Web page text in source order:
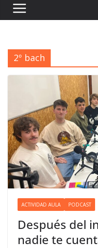
2º bach
ACTIVIDAD AULA PODCAST
Después del
nadie te